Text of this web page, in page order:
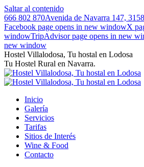
Saltar al contenido
666 802 870Avenida de Navarra 147,
Facebook page opens in new windowX
windowTripAdvisor page opens in new
new window
Hostel Villalodosa, Tu hostal en Lodosa
Tu Hostel Rural en Navarra.
Inicio
Galería
Servicios
Tarifas
Sitios de Interés
Wine & Food
Contacto